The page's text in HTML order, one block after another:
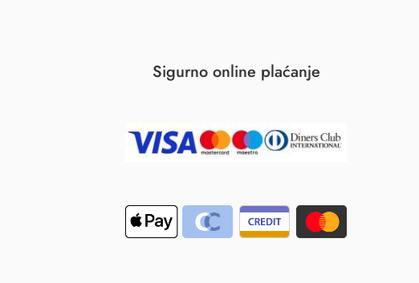
Sigurno online plaćanje